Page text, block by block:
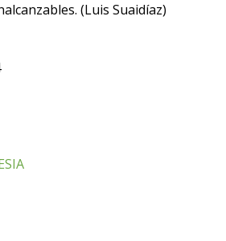
(Luis Suaidíaz)